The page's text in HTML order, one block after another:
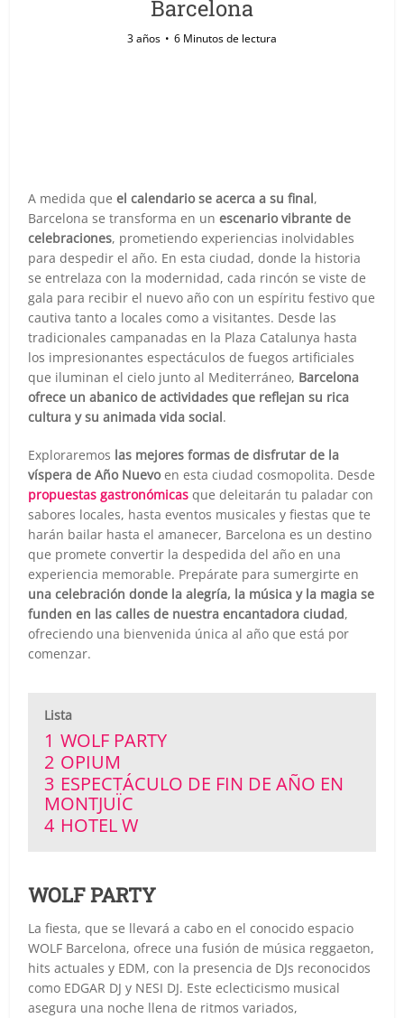
Barcelona
3 años 6 Minutos de lectura
A medida queel calendario se acerca a su final,
Barcelona se transforma en unescenario vibrante de
celebraciones, prometiendo experiencias inolvidables
para despedir el año. En esta ciudad, donde la historia
se entrelaza con la modernidad, cada rincón se viste de
gala para recibir el nuevo año con un espíritu festivo que
cautiva tanto a locales como a visitantes. Desde las
tradicionales campanadas en la Plaza Catalunya hasta
los impresionantes espectáculos de fuegos artificiales
que iluminan el cielo junto al Mediterráneo, Barcelona
ofrece un abanico de actividades que reflejan su rica
cultura y su animada vida social.
Exploraremos las mejores formas de disfrutar de la
víspera de Año Nuevoen esta ciudad cosmopolita. Desde
propuestas gastronómicas que deleitarán tu paladar con
sabores locales, hasta eventos musicales y fiestas que te
harán bailar hasta el amanecer, Barcelona es un destino
que promete convertir la despedida del año en una
experiencia memorable. Prepárate para sumergirte en
una celebración donde la alegría, la música y la magia se
funden en las calles de nuestra encantadora ciudad,
ofreciendo una bienvenida única al año que está por
comenzar.
Lista
1 WOLF PARTY
2 OPIUM
3 ESPECTÁCULO DE FIN DE AÑO EN
MONTJUÏC
4 HOTEL W
WOLF PARTY
La fiesta, que se llevará a cabo en el conocido espacio
WOLF Barcelona, ofrece una fusión de música reggaeton,
hits actuales y EDM, con la presencia de DJs reconocidos
como EDGAR DJ y NESI DJ. Este eclecticismo musical
asegura una noche llena de ritmos variados,